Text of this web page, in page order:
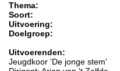
Thema:
Soort:
Uitvoering:
Doelgroep:
Uitvoerenden:
Jeugdkoor 'De jonge stem'